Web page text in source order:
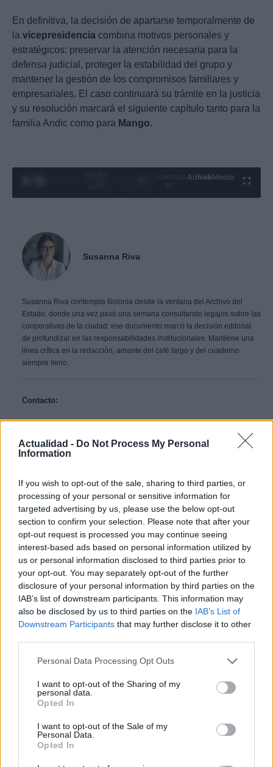
Actualidad - Do Not Process My Personal
Information
If you wish to opt-out of the sale, sharing to third parties, or
processing of your personal or sensitive information for
targeted advertising by us, please use the below opt-out
section to confirm your selection. Please note that after your
opt-out request is processed you may continue seeing
interest-based ads based on personal information utilized by
us or personal information disclosed to third parties prior to
your opt-out. You may separately opt-out of the further
disclosure of your personal information by third parties on the
IAB’s list of downstream participants. This information may
also be disclosed by us to third parties on the IAB’s List of
Downstream Participants that may further disclose it to other
Please note that this website/app uses one or more Google
not limited to your visit or usage behaviour. You may click to
grant or deny consent to Google and its third-party tags to
use your data for below specified purposes in below Google
consent section.
Personal Data Processing Opt Outs
I want to opt-out of the Sharing of my
personal data.
Opted In
I want to opt-out of the Sale of my
Personal Data.
Opted In
En definitiva, la decisión de apartarse temporalmente de
la vicepresidencia combina motivos personales y
estratégicos: preservar la atención necesaria para la
defensa judicial, proteger la estabilidad del grupo y
mantener la gestión de los compromisos familiares y
empresariales. El caso continuará su trámite en la justicia
y su resolución marcará el siguiente capítulo tanto para la
familia Andic como para Mango.
Ad hubMedia
Susanna Riva
Susanna Riva contempla Bolonia desde la ventana del Archivo del
Estado, donde una vez pasó una semana consultando legajos sobre las
cooperativas de la ciudad: ese documento marcó la decisión editorial
de profundizar en las responsabilidades institucionales. Mantiene una
línea crítica en la redacción, amante del café largo y del cuaderno
siempre lleno.
Contacto:
ARTÍCULO ANTERIOR
Más leídos
ECONOMÍA
Vidoser cierra una ronda puente de 1
millón de euros, supera los 5 millones de
euros de ARR en el primer semestre de
Marketing en España
Vidoser, la marca internacional de go-to-market de
CreationDose,…